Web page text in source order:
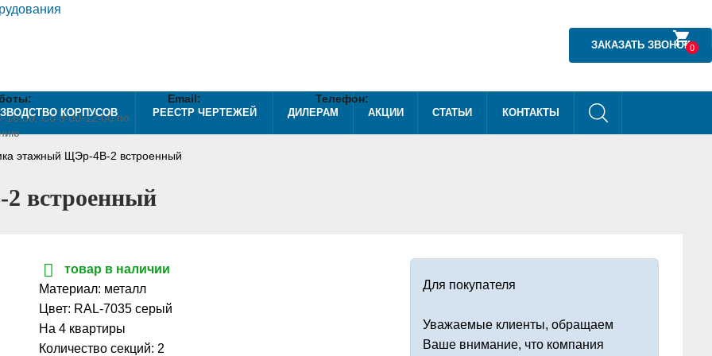
16:00, Сб 9:00-12:00 по
Email:
info@optshieldtorg.ru
Телефон:
+7 (495) 540-40-08
ЗАКАЗАТЬ ЗВОНОК
КОРПУСОВ РЕЕСТР ЧЕРТЕЖЕЙ ДИЛЕРАМ АКЦИИ СТАТЬИ КОНТАКТЫ
shopping_cart0
этажный ЩЭр-4В-2 встроенный
встроенный
товар в наличии
Материал: металл
Цвет: RAL-7035 серый
На 4 квартиры
Количество секций: 2
Для покупателя
Уважаемые клиенты, обращаем
Ваше внимание, что компания